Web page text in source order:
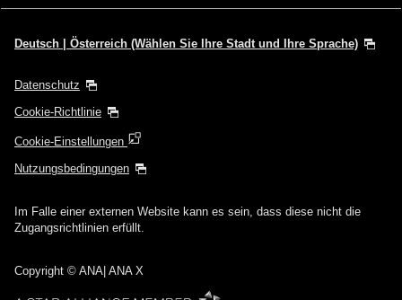
Deutsch | Österreich (Wählen Sie Ihre Stadt und Ihre Sprache)
Datenschutz
Cookie-Richtlinie
Cookie-Einstellungen
Nutzungsbedingungen
Im Falle einer externen Website kann es sein, dass diese nicht die
Zugangsrichtlinien erfüllt.
Copyright © ANA| ANA X